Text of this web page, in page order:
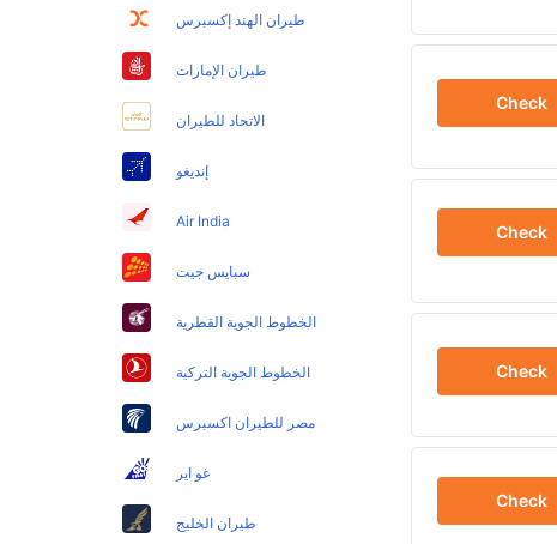
Check
Check
Check
Check
طيران الهند إكسبرس
طيران الإمارات
الاتحاد للطيران
إنديغو
Air India
سبايس جيت
الخطوط الجوية القطرية
الخطوط الجوية التركية
مصر للطيران اكسبرس
غو اير
طيران الخليج